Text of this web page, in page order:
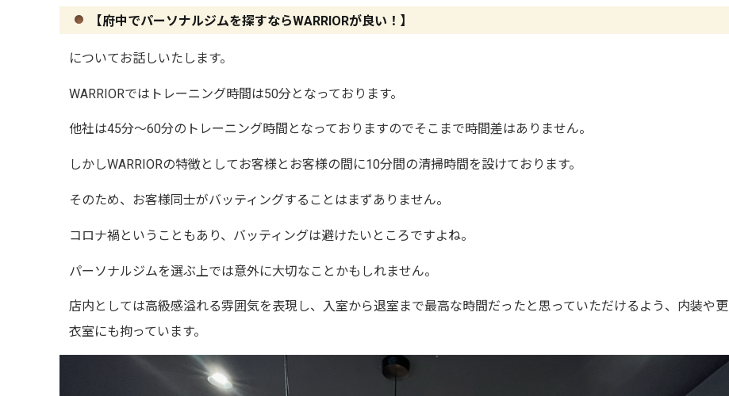
【府中でパーソナルジムを探すならWARRIORが良い！】
についてお話しいたします。
WARRIORではトレーニング時間は50分となっております。
他社は45分〜60分のトレーニング時間となっておりますのでそこまで時間差はありません。
しかしWARRIORの特徴としてお客様とお客様の間に10分間の清掃時間を設けております。
そのため、お客様同士がバッティングすることはまずありません。
コロナ禍ということもあり、バッティングは避けたいところですよね。
パーソナルジムを選ぶ上では意外に大切なことかもしれません。
店内としては高級感溢れる雰囲気を表現し、入室から退室まで最高な時間だったと思っていただけるよう、内装や更
衣室にも拘っています。